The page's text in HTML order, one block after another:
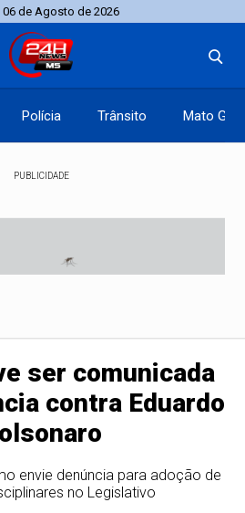
06 de Agosto de 2026
Polícia Trânsito Mato
PUBLICIDADE
ser comunicada
contra Eduardo
envie denúncia para adoção de
no Legislativo